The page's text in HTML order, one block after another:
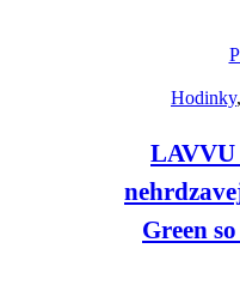
Hodinky,
LAVVU
Green